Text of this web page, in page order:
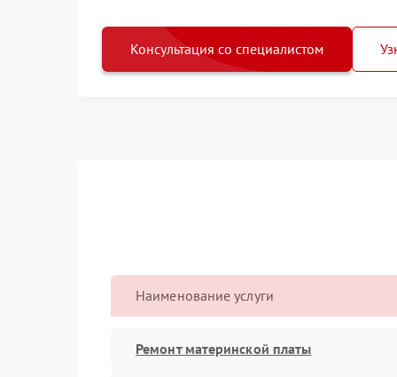
Консультация со специалистом
Наименование услуги
Ремонт материнской платы